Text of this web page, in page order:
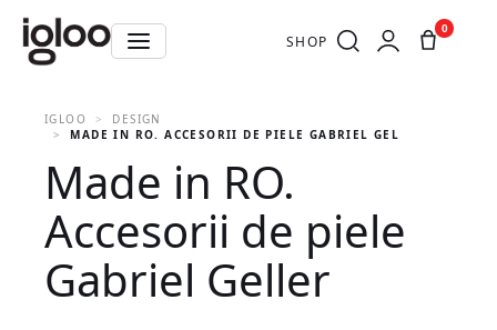
SHOP
0
IGLOO
DESIGN
MADE IN RO. ACCESORII DE PIELE GABRIEL GELLER
Made in RO.
Accesorii de piele
Gabriel Geller